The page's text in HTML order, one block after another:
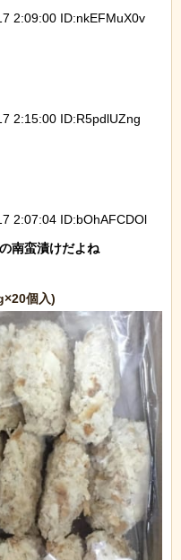
2:09:00 ID:nkEFMuX0v
2:15:00 ID:R5pdlUZng
2:07:04 ID:bOhAFCDOl
南蛮漬けだよね